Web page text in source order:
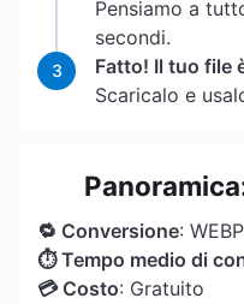
Pensiamo a
secondi.
3
Fatto! Il tuo file
Scaricalo e
🔁 Conversione:
⏱ Tempo medio di
💳 Costo: Gratuito